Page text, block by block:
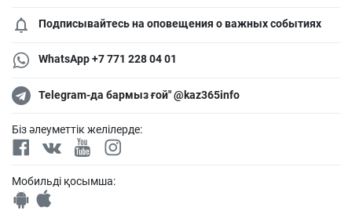
Подписывайтесь на оповещения о важных событиях
WhatsApp +7 771 228 04 01
Telegram-да бармыз ғой" @kaz365info
Біз әлеуметтік желілерде:
Мобильді қосымша: